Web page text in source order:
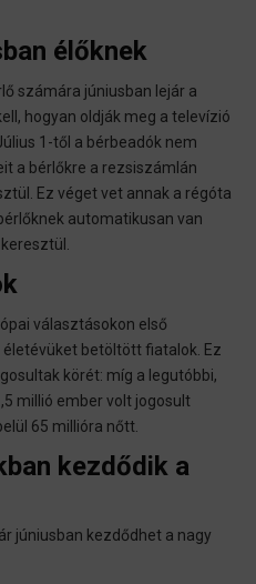
élőknek
számára júniusban lejár a
hogyan oldják meg a televízió
1-től a bérbeadók nem
a bérlőkre a rezsiszámlán
Ez véget vet annak a régóta
automatikusan van
választásokon első
betöltött fiatalok. Ez
körét: míg a legutóbbi,
millió ember volt jogosult
65 millióra nőtt.
kezdődik a
júniusban kezdődhet a nagy